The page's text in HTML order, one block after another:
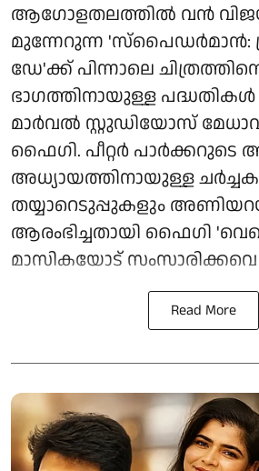
ആഗോളതലത്തിൽ വൻ
മുന്നേറുന്ന 'സ്‌പൈഡർമാൻ:
ഡേ'ക്ക് പിന്നാലെ
ഭാഗത്തിനായുള്ള പദ്ധതികൾ
മാർവൽ സ്റ്റുഡിയോസ്
ഫൈഗി. പീറ്റർ പാർക്കറുടെ
അധ്യായത്തിനായുള്ള
തയ്യാറെടുപ്പുകളും
ആരംഭിച്ചതായി ഫൈഗി
മാസികയോട് സംസാരിക്കവെ
Read More